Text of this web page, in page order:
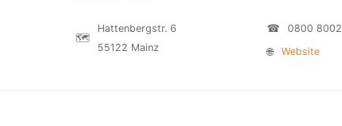
🗺
Hattenbergstr. 6
55122 Mainz
☎
0800
🌐
Website